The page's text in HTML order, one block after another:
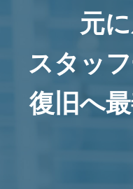
元
スタッ
復旧へ